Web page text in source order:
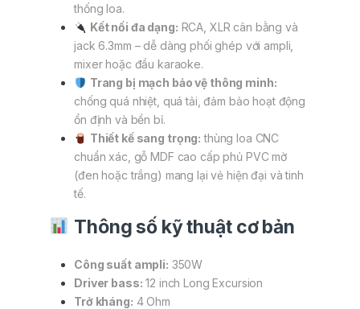
thống loa.
Kết nối đa dạng: RCA, XLR cân bằng và
jack 6.3mm – dễ dàng phối ghép với ampli,
mixer hoặc đầu karaoke.
Trang bị mạch bảo vệ thông minh:
chống quá nhiệt, quá tải, đảm bảo hoạt động
ổn định và bền bỉ.
Thiết kế sang trọng: thùng loa CNC
chuẩn xác, gỗ MDF cao cấp phủ PVC mờ
(đen hoặc trắng) mang lại vẻ hiện đại và tinh
tế.
Thông số kỹ thuật cơ bản
Công suất ampli: 350W
Driver bass: 12 inch Long Excursion
Trở kháng: 4 Ohm